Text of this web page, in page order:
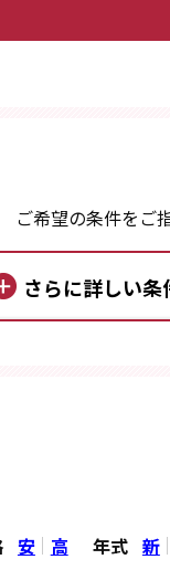
ご希望の条件をご
安 高 年式 新